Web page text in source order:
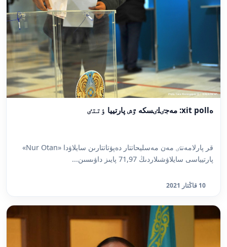
ەxit poll: مەجٸلٸسكە ٷش پارتييا ٶتتٸ
قر پارلامەنتٸ مەن مەسليحاتتار دەپۋتاتتارىن سايلاۋدا «Nur Otan»
پارتيياسى سايلاۋشىلاردىڭ 71,97 پايىز داۋىسىن...
10 قاڭتار 2021